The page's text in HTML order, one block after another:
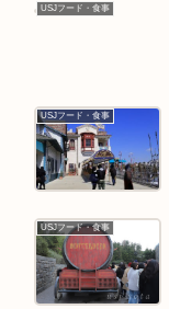
USJフード・食事
USJフード・食事
USJフード・食事